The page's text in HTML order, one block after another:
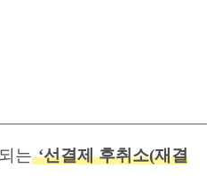
는‘선결제 후취소(재결